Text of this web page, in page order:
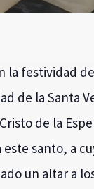
la festividad
de la Santa
de la
santo, a
un altar a